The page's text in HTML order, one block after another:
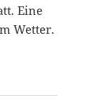
Eine
Wetter.